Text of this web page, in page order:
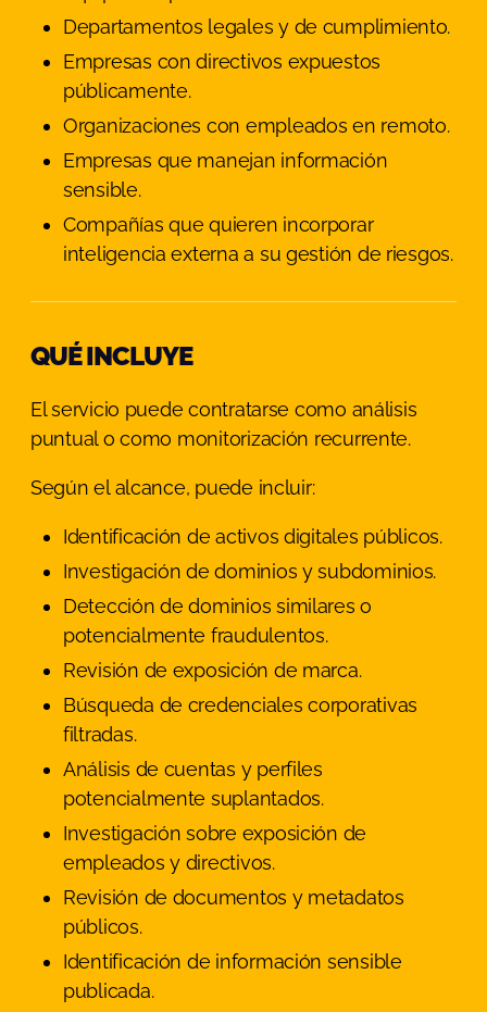
Departamentos legales y de cumplimiento.
Empresas con directivos expuestos
públicamente.
Organizaciones con empleados en remoto.
Empresas que manejan información
sensible.
Compañías que quieren incorporar
inteligencia externa a su gestión de riesgos.
QUÉ INCLUYE
El servicio puede contratarse como análisis
puntual o como monitorización recurrente.
Según el alcance, puede incluir:
Identificación de activos digitales públicos.
Investigación de dominios y subdominios.
Detección de dominios similares o
potencialmente fraudulentos.
Revisión de exposición de marca.
Búsqueda de credenciales corporativas
filtradas.
Análisis de cuentas y perfiles
potencialmente suplantados.
Investigación sobre exposición de
empleados y directivos.
Revisión de documentos y metadatos
públicos.
Identificación de información sensible
publicada.